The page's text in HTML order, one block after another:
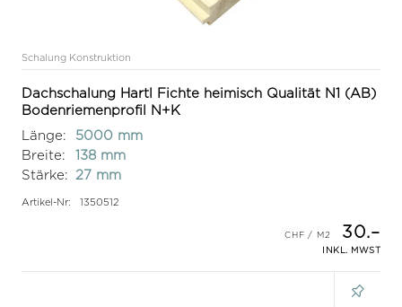
Schalung Konstruktion
Dachschalung Hartl Fichte heimisch Qualität N1 (AB)
Bodenriemenprofil N+K
Länge:
5000 mm
Breite:
138 mm
Stärke:
27 mm
Artikel-Nr: 1350512
30.–
INKL. MWST